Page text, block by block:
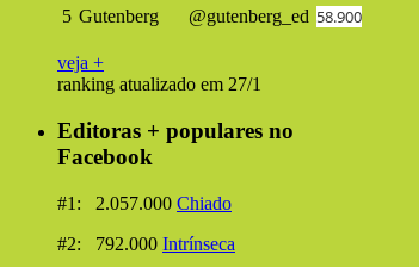
5 Gutenberg @gutenberg_ed 58.900
veja +
ranking atualizado em 27/1
Editoras + populares no
Facebook
#1: 2.057.000 Chiado
#2: 792.000 Intrínseca